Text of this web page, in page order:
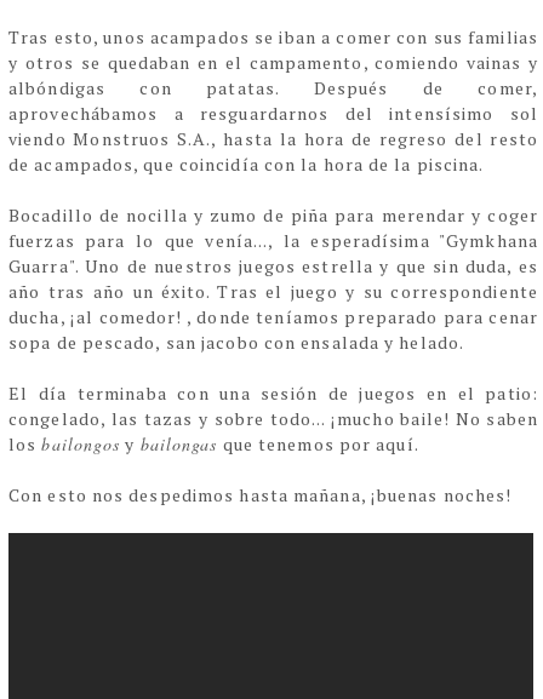
Tras esto, unos acampados se iban a comer con sus familias
y otros se quedaban en el campamento, comiendo vainas y
albóndigas con patatas. Después de comer,
aprovechábamos a resguardarnos del intensísimo sol
viendo Monstruos S.A., hasta la hora de regreso del resto
de acampados, que coincidía con la hora de la piscina.
Bocadillo de nocilla y zumo de piña para merendar y coger
fuerzas para lo que venía..., la esperadísima "Gymkhana
Guarra". Uno de nuestros juegos estrella y que sin duda, es
año tras año un éxito. Tras el juego y su correspondiente
ducha, ¡al comedor! , donde teníamos preparado para cenar
sopa de pescado, san jacobo con ensalada y helado.
El día terminaba con una sesión de juegos en el patio:
congelado, las tazas y sobre todo... ¡mucho baile! No saben
losbailongos y bailongas que tenemos por aquí.
Con esto nos despedimos hasta mañana, ¡buenas noches!